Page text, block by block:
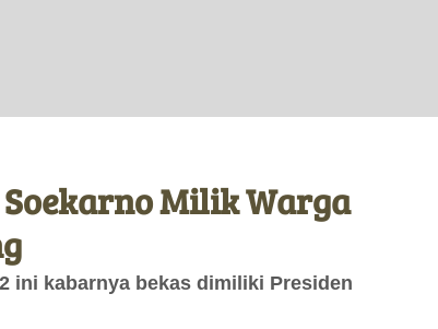
Milik Warga
ini kabarnya bekas dimiliki Presiden